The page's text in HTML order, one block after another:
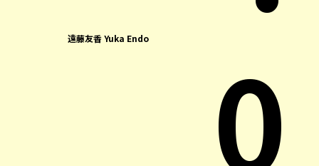
遠藤友香 Yuka Endo
0